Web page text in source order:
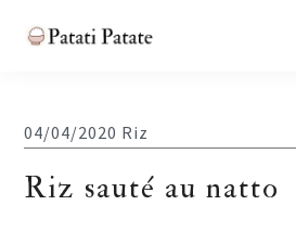
content
sidebar
04/04/2020 Riz
Riz sauté au natto